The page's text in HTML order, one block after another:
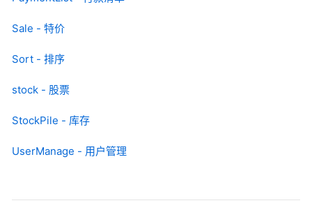
Sale - 特价
Sort - 排序
stock - 股票
StockPile - 库存
UserManage - 用户管理